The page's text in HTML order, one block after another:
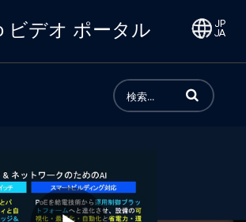
ビデオ ポータル
動画の検索語句